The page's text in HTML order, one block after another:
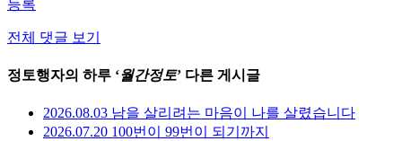
등록
전체 댓글 보기
정토행자의 하루 ‘월간정토’ 다른 게시글
2026.08.03 남을 살리려는 마음이 나를 살렸습니다
2026.07.20 100번이 99번이 되기까지